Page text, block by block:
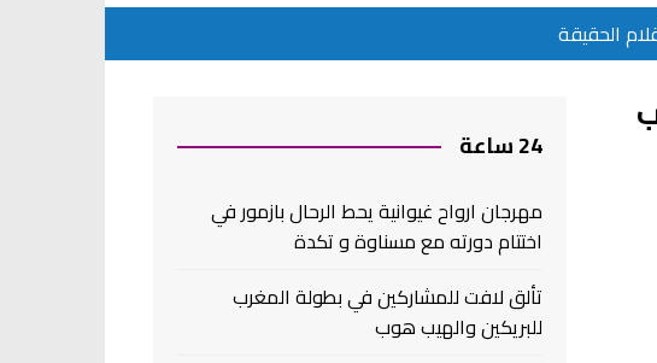
الحقيقة
24 ساعة
مهرجان ارواح غيوانية يحط الرحال بازمور في
اختتام دورته مع مسناوة و تكدة
تألق لافت للمشاركين في بطولة المغرب
للبريكين والهيب هوب